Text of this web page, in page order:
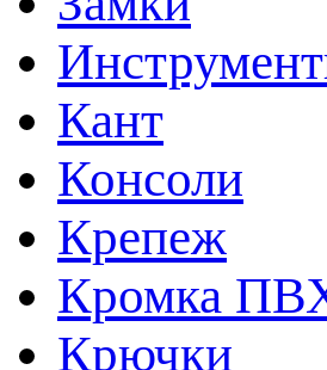
Кант
Консоли
Крепеж
Кромка
Крючки